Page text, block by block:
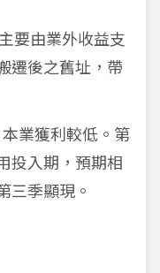
要由業外收益支
遷後之舊址，帶
業獲利較低。第
投入期，預期相
三季顯現。